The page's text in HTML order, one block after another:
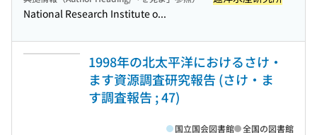
National Research Institute o...
1998年の北太平洋におけるさけ・
ます資源調査研究報告 (さけ・ま
す調査報告 ; 47)
国立国会図書館 全国の図書館